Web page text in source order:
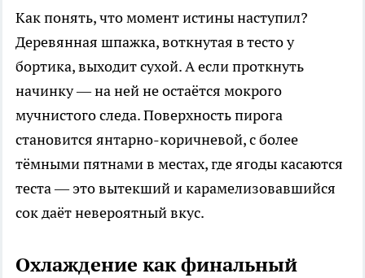
Как понять, что момент истины наступил?
Деревянная шпажка, воткнутая в тесто у
бортика, выходит сухой. А если проткнуть
начинку — на ней не остаётся мокрого
мучнистого следа. Поверхность пирога
становится янтарно-коричневой, с более
тёмными пятнами в местах, где ягоды касаются
теста — это вытекший и карамелизовавшийся
сок даёт невероятный вкус.
Охлаждение как финальный